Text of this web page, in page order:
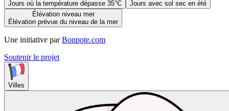
Jours où la température dépasse 35°C
Jours avec sol sec en été
Élévation niveau mer
Élévation prévue du niveau de la mer
Une initiative par Bonpote.com
Soutenir le projet
Villes